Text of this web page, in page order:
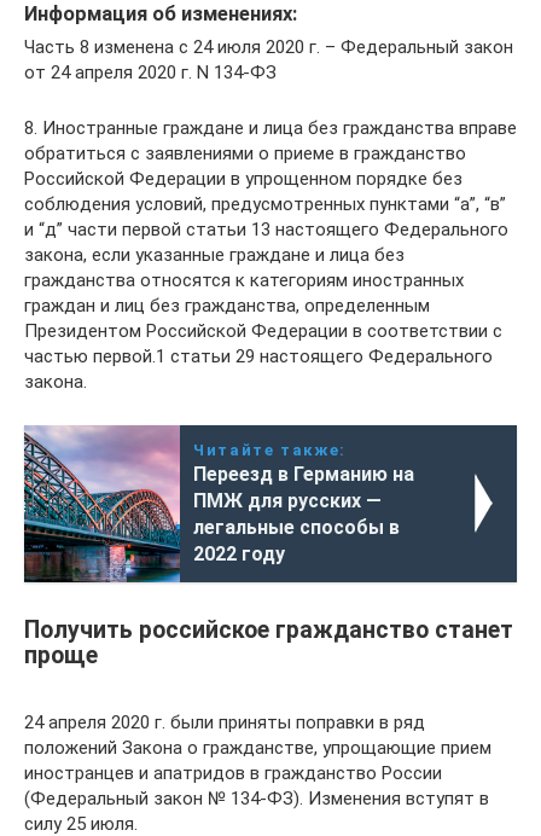
Информация об изменениях:
Часть 8 изменена с 24 июля 2020 г. – Федеральный закон
от 24 апреля 2020 г. N 134-ФЗ
8. Иностранные граждане и лица без гражданства вправе
обратиться с заявлениями о приеме в гражданство
Российской Федерации в упрощенном порядке без
соблюдения условий, предусмотренных пунктами “а”, “в”
и “д” части первой статьи 13 настоящего Федерального
закона, если указанные граждане и лица без
гражданства относятся к категориям иностранных
граждан и лиц без гражданства, определенным
Президентом Российской Федерации в соответствии с
частью первой.1 статьи 29 настоящего Федерального
закона.
Читайте также:
Переезд в Германию на
ПМЖ для русских —
легальные способы в
2022 году
Получить российское гражданство станет
проще
24 апреля 2020 г. были приняты поправки в ряд
положений Закона о гражданстве, упрощающие прием
иностранцев и апатридов в гражданство России
(Федеральный закон № 134-ФЗ). Изменения вступят в
силу 25 июля.